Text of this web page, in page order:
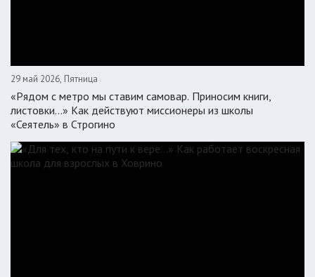
29 май 2026, Пятница
«Рядом с метро мы ставим самовар. Приносим книги,
листовки…» Как действуют миссионеры из школы
«Сеятель» в Строгино